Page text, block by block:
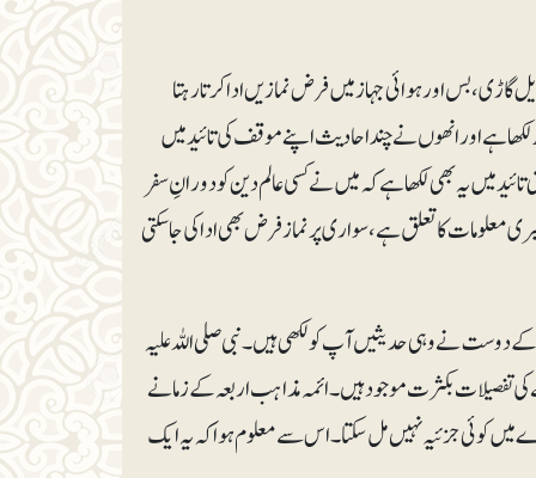
بس اور ہوائی جہاز میں فرض نمازیں ادا کرتا رہتا
اور انھوں نے چند احادیث اپنے موقف کی تائید میں
میں یہ بھی لکھا ہے کہ میں نے کسی عالم دین کو دورانِ سفر
کا تعلق ہے، سواری پر نماز فرض بھی ادا کی جاسکتی
نے وہی حدیثیں آپ کو لکھی ہیں۔ نبی صلی اللہ علیہ
کی تفصیلات بکثرت موجود ہیں۔ ائمہ مذاہب اربعہ کے زمانے
کوئی جزئیہ نہیں مل سکتا۔ اس سے معلوم ہوا کہ یہ ایک